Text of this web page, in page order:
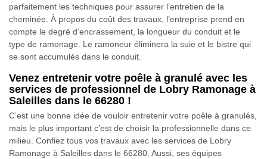
parfaitement les techniques pour assurer l’entretien de la
cheminée. À propos du coût des travaux, l’entreprise prend en
compte le degré d’encrassement, la longueur du conduit et le
type de ramonage. Le ramoneur éliminera la suie et le bistre qui
se sont accumulés dans le conduit.
Venez entretenir votre poêle à granulé avec les
services de professionnel de Lobry Ramonage à
Saleilles dans le 66280 !
C’est une bonne idée de vouloir entretenir votre poêle à granulés,
mais le plus important c’est de choisir la professionnelle dans ce
milieu. Confiez tous vos travaux avec les services de Lobry
Ramonage à Saleilles dans le 66280. Aussi, ses équipes